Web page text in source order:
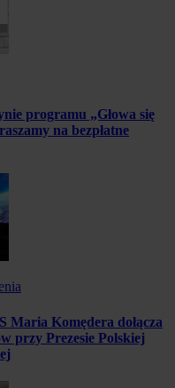
programu „Głowa się
na bezpłatne
Maria Komędera dołącza
przy Prezesie Polskiej